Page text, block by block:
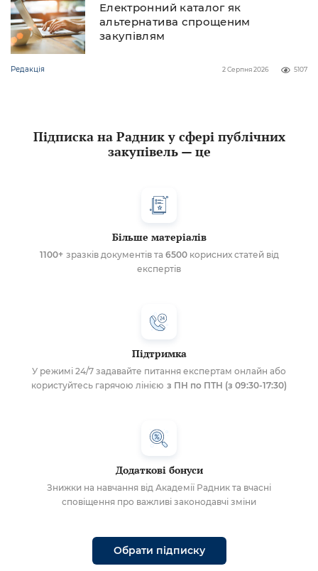
Електронний каталог як
альтернатива спрощеним
закупівлям
Редакція 5107
2 Серпня 2026
Підписка на Радник у сфері публічних
закупівель — це
Більше матеріалів
1100+ зразків документів та 6500корисних статей від
експертів
Підтримка
У режимі 24/7 задавайте питання експертам онлайн або
користуйтесь гарячою лінією з ПН по ПТН (з 09:30-17:30)
Додаткові бонуси
Знижки на навчання від Академії Радник та вчасні
сповіщення про важливі законодавчі зміни
Обрати підписку